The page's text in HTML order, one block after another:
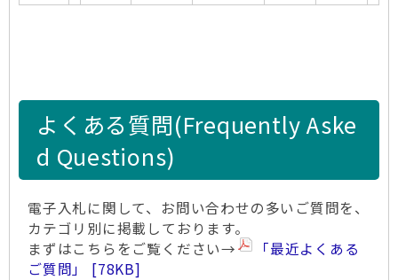
よくある質問(Frequently Aske
d Questions)
電子入札に関して、お問い合わせの多いご質問を、
カテゴリ別に掲載しております。
まずはこちらをご覧ください→
「最近よくある
ご質問」
78KB